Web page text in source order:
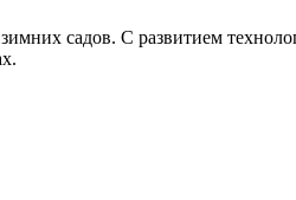
садов. С развитием